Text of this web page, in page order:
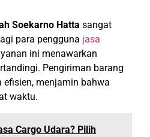
Soekarno Hatta sangat
para pengguna jasa
ini menawarkan
Pengiriman barang
menjamin bahwa
waktu.
Cargo Udara? Pilih